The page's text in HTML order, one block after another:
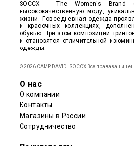
SOCCX - The Women's Brand
высококачественную моду,
жизни. Повседневная одежда
и красочных коллекциях,
обувью. При этом композиции
и становятся отличительной
одежды.
© 2026 CAMP DAVID | SOCCX Все права
О нас
О компании
Контакты
Магазины в России
Сотрудничество